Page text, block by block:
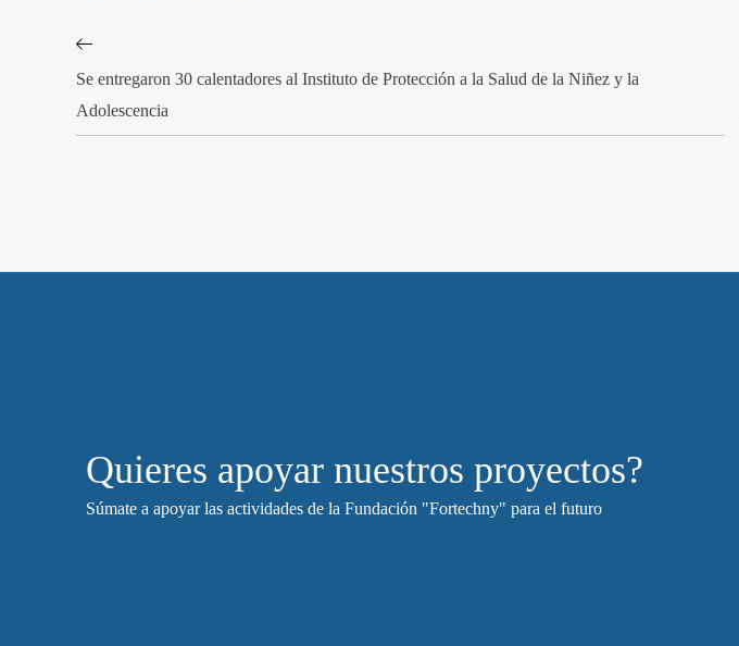
Se entregaron 30 calentadores al Instituto de Protección a la Salud de la Niñez y la
Adolescencia
Quieres apoyar nuestros proyectos?
Súmate a apoyar las actividades de la Fundación "Fortechny" para el futuro